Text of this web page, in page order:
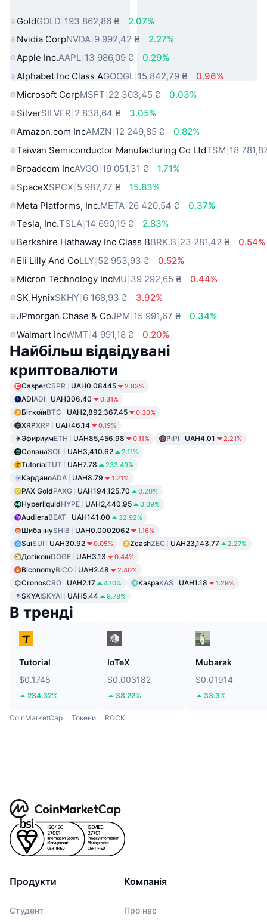
GoldGOLD 193 862,86 ₴
2.07%
Nvidia CorpNVDA 9 992,42 ₴
2.27%
Apple Inc.AAPL 13 986,09 ₴
0.29%
Alphabet Inc Class AGOOGL 15 842,79 ₴
0.96%
Microsoft CorpMSFT 22 303,45 ₴
0.03%
SilverSILVER 2 838,64 ₴
3.05%
Amazon.com IncAMZN 12 249,85 ₴
0.82%
Taiwan Semiconductor Manufacturing Co LtdTSM 18
Broadcom IncAVGO 19 051,31 ₴
1.71%
SpaceXSPCX 5 987,77 ₴
15.83%
Meta Platforms, Inc.META 26 420,54 ₴
0.37%
Tesla, Inc.TSLA 14 690,19 ₴
2.83%
Berkshire Hathaway Inc Class BBRK.B 23 281,42 ₴
0.54%
Eli Lilly And CoLLY 52 953,93 ₴
0.52%
Micron Technology IncMU 39 292,65 ₴
0.44%
SK HynixSKHY 6 168,93 ₴
3.92%
JPmorgan Chase & CoJPM 15 991,67 ₴
0.34%
Walmart IncWMT 4 991,18 ₴ 0.20%
Найбільш відвідувані
криптовалюти
CasperCSPR UAH0.08445 2.83%
ADIADI UAH306.40 0.31%
БіткоїнBTC UAH2,892,367.45 0.30%
XRPXRP UAH46.14 0.19%
ЭфириумETH UAH85,456.98 0.11% PiPI UAH4.01 2.21%
СоланаSOL UAH3,410.62 2.11%
TutorialTUT UAH7.78 233.49%
КарданоADA UAH8.79 1.21%
PAX GoldPAXG UAH194,125.70 0.20%
HyperliquidHYPE UAH2,440.95 0.09%
AudieraBEAT UAH141.00 32.92%
Шиба інуSHIB UAH0.0002062 1.16%
SuiSUI UAH30.92 0.05% ZcashZEC UAH23,143.77 2.27%
ДогікоїнDOGE UAH3.13 0.44%
BiconomyBICO UAH2.48 2.40%
CronosCRO UAH2.17 4.10% KaspaKAS UAH1.18 1.29%
SKYAISKYAI UAH5.44 9.78%
В тренді
Tutorial
$0.1748
234.32%
IoTeX
$0.003182
38.22%
Mubarak
$0.01914
33.3%
CoinMarketCap Токени ROCKI
Продукти
Студент
Компанія
Про нас